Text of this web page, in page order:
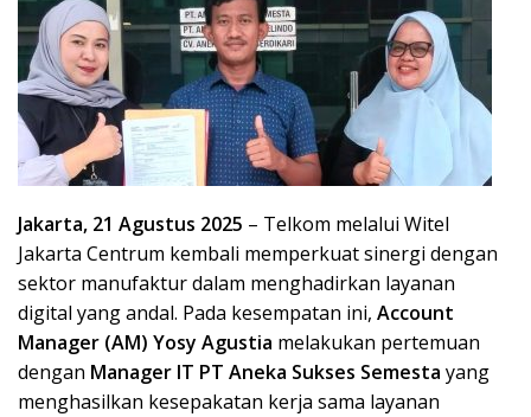
Jakarta, 21 Agustus 2025 – Telkom melalui Witel
Jakarta Centrum kembali memperkuat sinergi dengan
sektor manufaktur dalam menghadirkan layanan
digital yang andal. Pada kesempatan ini, Account
Manager (AM) Yosy Agustia melakukan pertemuan
dengan Manager IT PT Aneka Sukses Semesta yang
menghasilkan kesepakatan kerja sama layanan